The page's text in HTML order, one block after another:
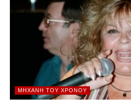
ΜΗΧΑΝΉ ΤΟΥ ΧΡΌΝΟΥ